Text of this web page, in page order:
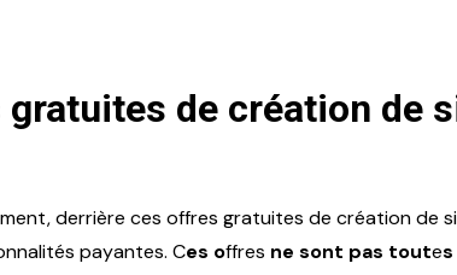
de création de
derrière ces offres gratuites de création de
payantes. Ces offres ne sont pas toutes